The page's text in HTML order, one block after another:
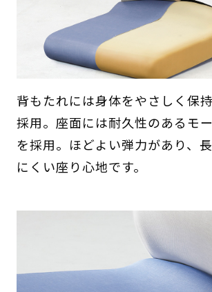
背もたれには身体をやさしく保
採用。座面には耐久性のあるモ
を採用。ほどよい弾力があり、
にくい座り心地です。